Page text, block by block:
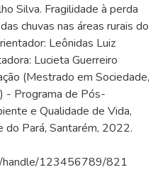
Silva. Fragilidade à perda
chuvas nas áreas rurais do
Leônidas Luiz
Lucieta Guerreiro
(Mestrado em Sociedade,
- Programa de Pós-
e Qualidade de Vida,
Pará, Santarém, 2022.
handle/123456789/821